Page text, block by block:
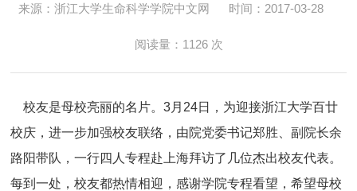
来源：浙江大学生命科学学院中文网 时间：2017-03-28
阅读量： 1126 次
校友是母校亮丽的名片。3月24日， 为迎接浙江大学百廿
校庆，进一步加强校友联络，由院党委书记郑胜、副院长余
路阳带队，一行四人专程赴上海拜访了几位杰出校友代表。
每到一处，校友都热情相迎，感谢学院专程看望，希望母校